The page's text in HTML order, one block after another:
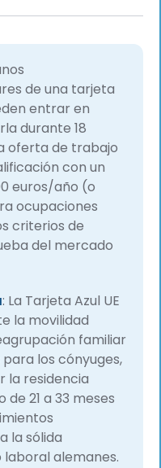
de una tarjeta
entrar en
durante 18
oferta de trabajo
con un
euros/año (o
ocupaciones
criterios de
del mercado
: La Tarjeta Azul UE
la movilidad
familiar
los cónyuges,
la residencia
21 a 33 meses
la sólida
alemanes.